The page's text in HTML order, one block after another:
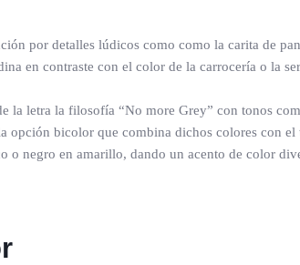
por detalles lúdicos como como la carita de
en contraste con el color de la carrocería o la
la letra la filosofía “No more Grey” con tonos
opción bicolor que combina dichos colores con
o negro en amarillo, dando un acento de color